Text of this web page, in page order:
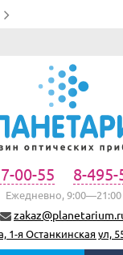
00-55 8-
Ежедневно, 9:00—21:00
1-я Останкинская ул,